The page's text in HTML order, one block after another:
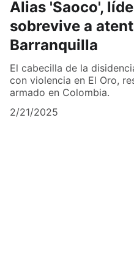
Alias 'Saoco',
sobrevive a
Barranquilla
El cabecilla de la
con violencia en El Oro,
armado en Colombia.
2/21/2025